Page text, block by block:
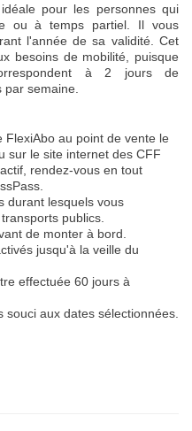
pour les personnes qui
ou à temps partiel. Il vous
l'année de sa validité. Cet
besoins de mobilité, puisque
à 2 jours de
semaine.
au point de vente le
sur le site internet des CFF
rendez-vous en tout
durant lesquels vous
publics.
de monter à bord.
jusqu'à la veille du
effectuée 60 jours à
aux dates sélectionnées.